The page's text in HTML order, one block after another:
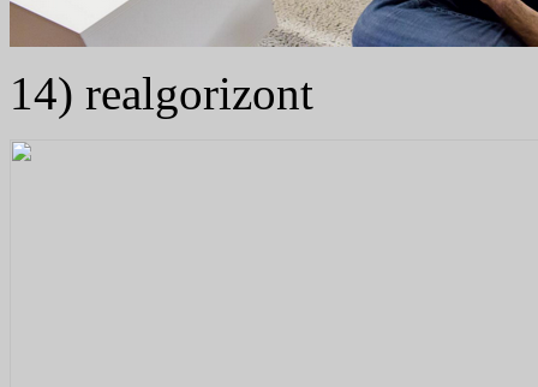
14) realgorizont